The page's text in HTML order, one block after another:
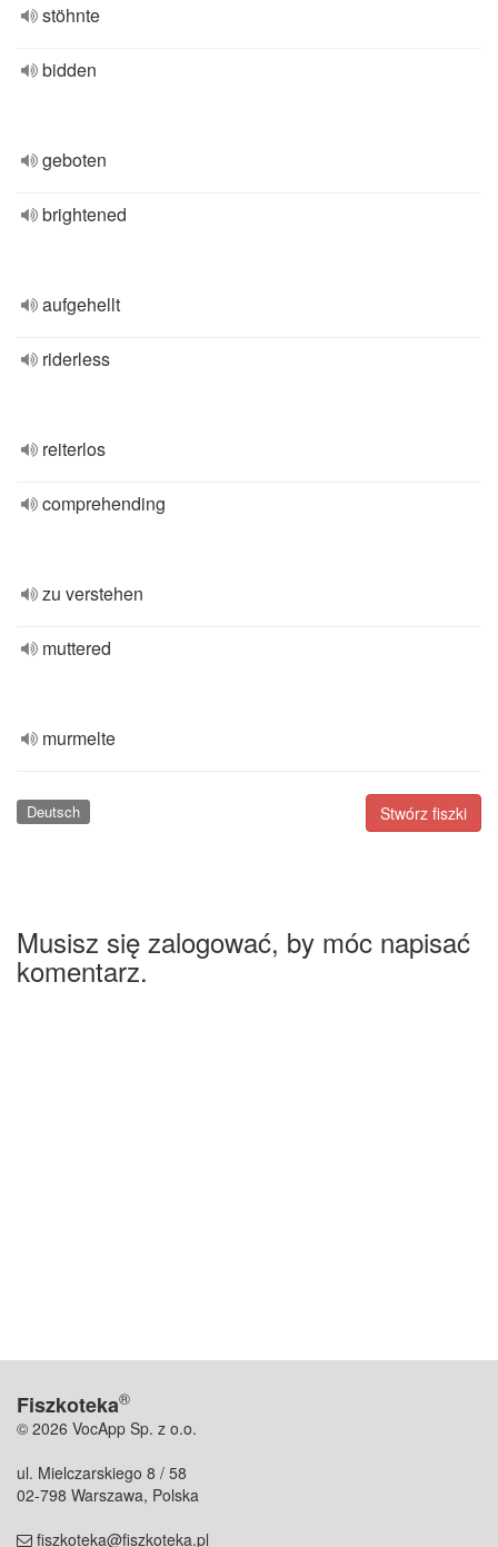
stöhnte
bidden
geboten
brightened
aufgehellt
riderless
reiterlos
comprehending
zu verstehen
muttered
murmelte
Stwórz fiszki
Deutsch
Musisz się zalogować, by móc napisać
komentarz.
Fiszkoteka®
© 2026 VocApp Sp. z o.o.
ul. Mielczarskiego 8 / 58
02-798 Warszawa, Polska
fiszkoteka@fiszkoteka.pl